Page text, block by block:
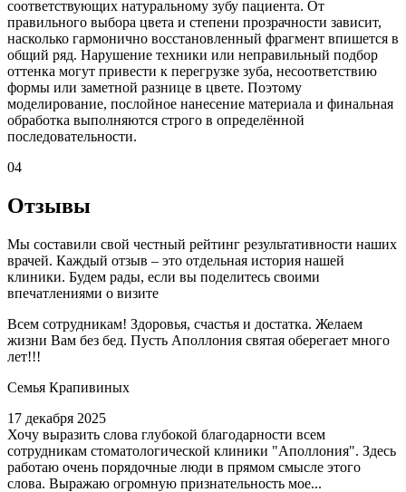
соответствующих натуральному зубу пациента. От
правильного выбора цвета и степени прозрачности зависит,
насколько гармонично восстановленный фрагмент впишется в
общий ряд. Нарушение техники или неправильный подбор
оттенка могут привести к перегрузке зуба, несоответствию
формы или заметной разнице в цвете. Поэтому
моделирование, послойное нанесение материала и финальная
обработка выполняются строго в определённой
последовательности.
04
Отзывы
Мы составили свой честный рейтинг результативности наших
врачей. Каждый отзыв – это отдельная история нашей
клиники. Будем рады, если вы поделитесь своими
впечатлениями о визите
Всем сотрудникам! Здоровья, счастья и достатка. Желаем
жизни Вам без бед. Пусть Аполлония святая оберегает много
лет!!!
Семья Крапивиных
17 декабря 2025
Хочу выразить слова глубокой благодарности всем
сотрудникам стоматологической клиники "Аполлония". Здесь
работаю очень порядочные люди в прямом смысле этого
слова. Выражаю огромную признательность мое...